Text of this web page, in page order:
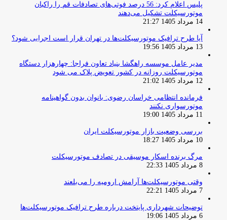
پلیس اعلام کرد: 56 درصد فوتی‌های تصادفات قم را راکبان
موتورسیکلت تشکیل می‌دهند
14 مرداد 1405 21:27
آیا طرح ترافیک موتورسیکلت‌ها در تهران قرار است اجرایی شود؟
13 مرداد 1405 19:56
مدیر عامل موسسه راهگشا بنیاد تعاون فراجا: چهارهزار دستگاه
موتورسیکلت روزانه در کشور تعویض پلاک می شود
12 مرداد 1405 21:02
فرمانده انتظامی خراسان رضوی: بانوان بدون گواهینامه
موتورسواری نکنند
11 مرداد 1405 19:00
بررسی وضعیت بازار موتورسیکلت ایران
10 مرداد 1405 18:27
مرگ برنده اسکار موسیقی در تصادف موتورسیکلت
8 مرداد 1405 22:33
وقتی موتورسیکلت‌ها آرامش ارومیه را می‌بلعند
7 مرداد 1405 22:21
توضیحات شهرداری پایتخت درباره طرح ترافیک موتورسیکلت‌ها
6 مرداد 1405 19:06